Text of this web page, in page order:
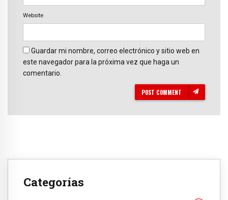
Website
Guardar mi nombre, correo electrónico y sitio web en
este navegador para la próxima vez que haga un
comentario.
POST COMMENT
Categorías